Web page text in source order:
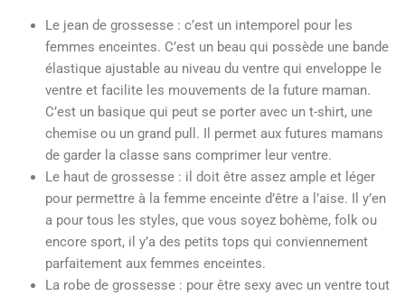
Le jean de grossesse : c’est un intemporel pour les
femmes enceintes. C’est un beau qui possède une bande
élastique ajustable au niveau du ventre qui enveloppe le
ventre et facilite les mouvements de la future maman.
C’est un basique qui peut se porter avec un t-shirt, une
chemise ou un grand pull. Il permet aux futures mamans
de garder la classe sans comprimer leur ventre.
Le haut de grossesse : il doit être assez ample et léger
pour permettre à la femme enceinte d’être a l’aise. Il y’en
a pour tous les styles, que vous soyez bohème, folk ou
encore sport, il y’a des petits tops qui conviennement
parfaitement aux femmes enceintes.
La robe de grossesse : pour être sexy avec un ventre tout